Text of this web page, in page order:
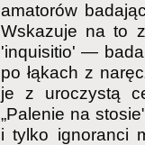
amatorów
Wskazuje na to
'inquisitio' —
po łąkach z
je z uroczystą
„Palenie na
i tylko ignoranci